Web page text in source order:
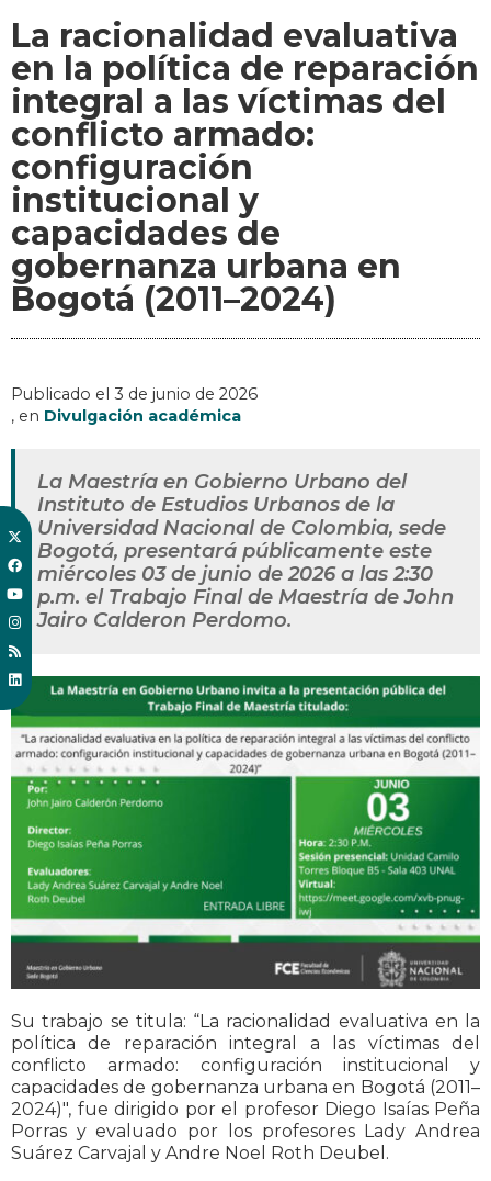
La racionalidad evaluativa
en la política de reparación
integral a las víctimas del
conflicto armado:
configuración
institucional y
capacidades de
gobernanza urbana en
Bogotá (2011–2024)
Publicado el 3 de junio de 2026
, en Divulgación académica
La Maestría en Gobierno Urbano del
Instituto de Estudios Urbanos de la
Universidad Nacional de Colombia, sede
Bogotá, presentará públicamente este
miércoles 03 de junio de 2026 a las 2:30
p.m. el Trabajo Final de Maestría de John
Jairo Calderon Perdomo.
Su trabajo se titula: “La racionalidad evaluativa en la
política de reparación integral a las víctimas del
conflicto armado: configuración institucional y
capacidades de gobernanza urbana en Bogotá (2011–
2024)″, fue dirigido por el profesor Diego Isaías Peña
Porras y evaluado por los profesores Lady Andrea
Suárez Carvajal y Andre Noel Roth Deubel.